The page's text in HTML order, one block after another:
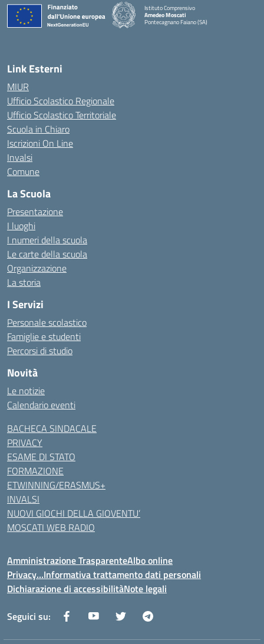
Istituto Comprensivo
Amedeo Moscati
Pontecagnano Faiano (SA)
— Visita la pagina iniziale della scuola
Link Esterni
MIUR
Ufficio Scolastico Regionale
Ufficio Scolastico Territoriale
Scuola in Chiaro
Iscrizioni On Line
Invalsi
Comune
La Scuola
Presentazione
I luoghi
I numeri della scuola
Le carte della scuola
Organizzazione
La storia
I Servizi
Personale scolastico
Famiglie e studenti
Percorsi di studio
Novità
Le notizie
Calendario eventi
BACHECA SINDACALE
PRIVACY
ESAME DI STATO
FORMAZIONE
ETWINNING/ERASMUS+
INVALSI
NUOVI GIOCHI DELLA GIOVENTU’
MOSCATI WEB RADIO
Amministrazione TrasparenteAlbo online
Privacy…Informativa trattamento dati personali
Dichiarazione di accessibilitàNote legali
Seguici su: